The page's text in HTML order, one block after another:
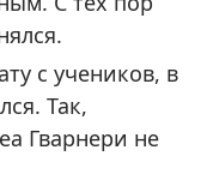
с учеников, в
Так,
Гварнери не